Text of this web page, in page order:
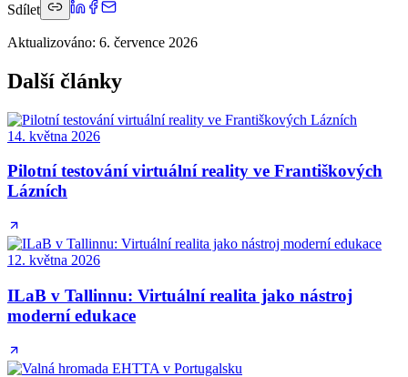
Sdílet
Aktualizováno: 6. července 2026
Další články
14. května 2026
Pilotní testování virtuální reality ve Františkových
Lázních
12. května 2026
ILaB v Tallinnu: Virtuální realita jako nástroj
moderní edukace